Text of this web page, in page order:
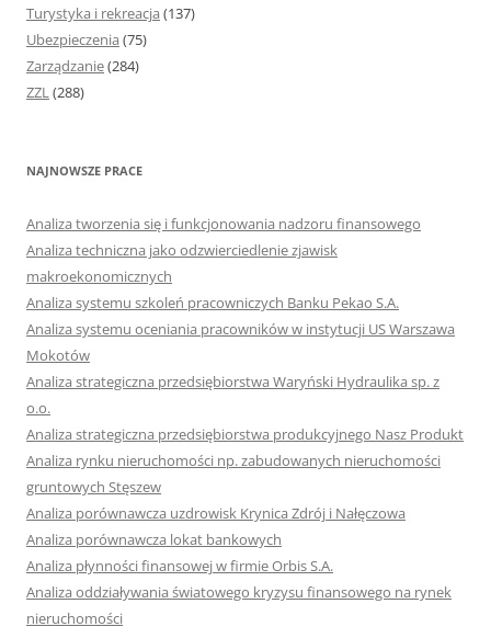
Turystyka i rekreacja (137)
Ubezpieczenia (75)
Zarządzanie(284)
ZZL(288)
NAJNOWSZE PRACE
Analiza tworzenia się i funkcjonowania nadzoru finansowego
Analiza techniczna jako odzwierciedlenie zjawisk
makroekonomicznych
Analiza systemu szkoleń pracowniczych Banku Pekao S.A.
Analiza systemu oceniania pracowników w instytucji US Warszawa
Mokotów
Analiza strategiczna przedsiębiorstwa Waryński Hydraulika sp. z
o.o.
Analiza strategiczna przedsiębiorstwa produkcyjnego Nasz Produkt
Analiza rynku nieruchomości np. zabudowanych nieruchomości
gruntowych Stęszew
Analiza porównawcza uzdrowisk Krynica Zdrój i Nałęczowa
Analiza porównawcza lokat bankowych
Analiza płynności finansowej w firmie Orbis S.A.
Analiza oddziaływania światowego kryzysu finansowego na rynek
nieruchomości